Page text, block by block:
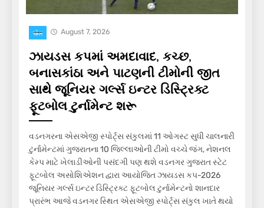
खेल August 7, 2026
ઝાયડસ કપમાં અમદાવાદ, કચ્છ,
બનાસકાંઠા અને પાટણની ટીમોની જીત
સાથે જૂનિયર ગર્લ્સ ઇન્ટર ડિસ્ટ્રિક્ટ
ફૂટબોલ ટુર્નામેન્ટ શરૂ
વડનગરના એસએજી સ્પોર્ટ્સ સંકુલમાં 11 ઓગસ્ટ સુધી ચાલનારી
ટુર્નામેન્ટમાં ગુજરાતના 10 જિલ્લાઓની ટીમો વચ્ચે જંગ, નેશનલ
કેમ્પ માટે ખેલાડીઓની પસંદગી પણ થશે વડનગર ગુજરાત સ્ટેટ
ફૂટબોલ અસોશિએશન દ્વારા આયોજિત ઝાયડસ કપ-2026
જૂનિયર ગર્લ્સ ઇન્ટર ડિસ્ટ્રિક્ટ ફૂટબોલ ટુર્નામેન્ટનો શાનદાર
પ્રારંભ આજે વડનગર સ્થિત એસએજી સ્પોર્ટ્સ સંકુલ ખાતે થયો